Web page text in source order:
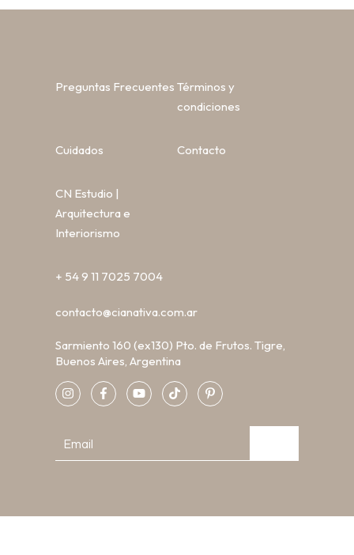
Preguntas Frecuentes Términos y
condiciones
Cuidados Contacto
CN Estudio |
Arquitectura e
Interiorismo
+ 54 9 11 7025 7004
contacto@cianativa.com.ar
Sarmiento 160 (ex130) Pto. de Frutos. Tigre,
Buenos Aires, Argentina